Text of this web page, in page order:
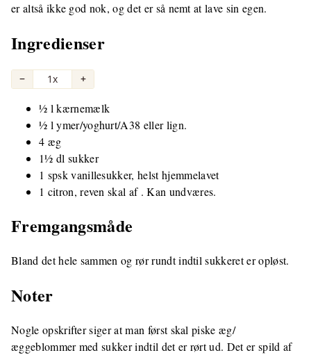
er altså ikke god nok, og det er så nemt at lave sin egen.
Ingredienser
− 1x +
½ l kærnemælk
½ l ymer/yoghurt/A38 eller lign.
4 æg
1½ dl sukker
1 spsk vanillesukker, helst hjemmelavet
1 citron, reven skal af . Kan undværes.
Fremgangsmåde
Bland det hele sammen og rør rundt indtil sukkeret er opløst.
Noter
Nogle opskrifter siger at man først skal piske æg/
æggeblommer med sukker indtil det er rørt ud. Det er spild af